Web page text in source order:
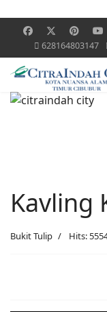
628164803147
Kavling
Bukit Tulip Hits: